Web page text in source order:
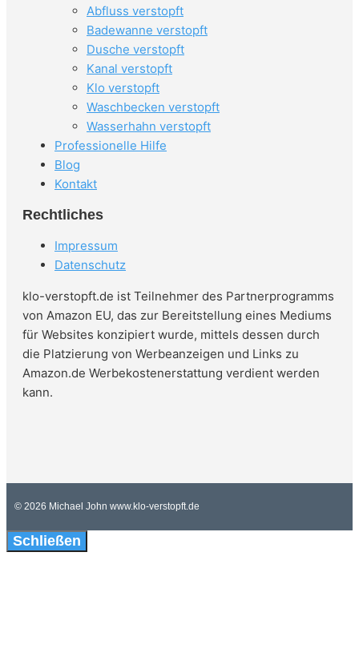
Abfluss verstopft
Badewanne verstopft
Dusche verstopft
Kanal verstopft
Klo verstopft
Waschbecken verstopft
Wasserhahn verstopft
Professionelle Hilfe
Blog
Kontakt
Rechtliches
Impressum
Datenschutz
klo-verstopft.de ist Teilnehmer des Partnerprogramms
von Amazon EU, das zur Bereitstellung eines Mediums
für Websites konzipiert wurde, mittels dessen durch
die Platzierung von Werbeanzeigen und Links zu
Amazon.de Werbekostenerstattung verdient werden
kann.
© 2026 Michael John www.klo-verstopft.de
Schließen